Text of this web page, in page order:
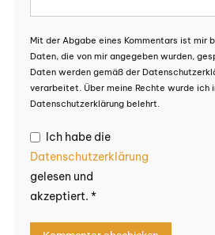
Mit der Abgabe eines Kommentars ist mir
Daten, die von mir angegeben wurden,
Daten werden gemäß der
verarbeitet. Über meine Rechte wurde ich
Datenschutzerklärung belehrt.
Ich habe die
Datenschutzerklärung
gelesen und
akzeptiert. *